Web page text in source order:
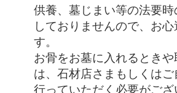
供養、墓じまい等の法要時
しておりませんので、お
す。
お骨をお墓に入れるときや
は、石材店さまもしくはご
行っていただく必要がご